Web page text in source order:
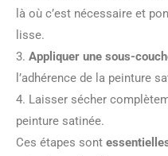
là où c’est nécessaire et
lisse.
3. Appliquer une sous-
l’adhérence de la peinture
4. Laisser sécher
peinture satinée.
Ces étapes sont